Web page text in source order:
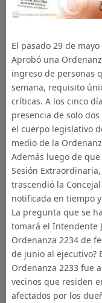
El pasado 29 de
Aprobó una
ingreso de personas
semana, requisito
críticas. A los cinco
presencia de solo
el cuerpo legislativo
medio de la
Además luego de
Sesión
trascendió la
notificada en tiempo
La pregunta que se
tomará el Intendente
Ordenanza 2234 de
de junio al ejecutivo?
Ordenanza 2233 fue
vecinos que residen
afectados por los